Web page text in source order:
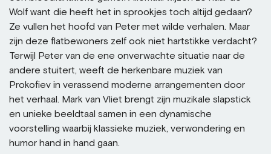
Wolf want die heeft het in sprookjes toch altijd gedaan?
Ze vullen het hoofd van Peter met wilde verhalen. Maar
zijn deze flatbewoners zelf ook niet hartstikke verdacht?
Terwijl Peter van de ene onverwachte situatie naar de
andere stuitert, weeft de herkenbare muziek van
Prokofiev in verassend moderne arrangementen door
het verhaal. Mark van Vliet brengt zijn muzikale slapstick
en unieke beeldtaal samen in een dynamische
voorstelling waarbij klassieke muziek, verwondering en
humor hand in hand gaan.